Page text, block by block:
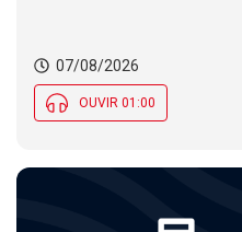
07/08/2026
OUVIR 01:00